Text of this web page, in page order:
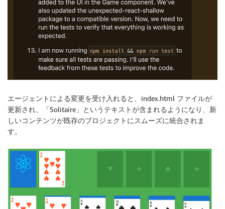
エージェントによる変更を受け入れると、index.html ファイルが
更新され、「Solitaire」というテキストが含まれるようになり、新
しいコンテンツが既存のプロジェクトにスムーズに統合されま
す。